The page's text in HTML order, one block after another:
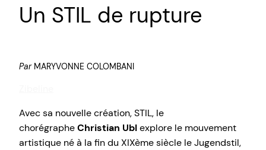
Un STIL de rupture
Par MARYVONNE COLOMBANI
Avec sa nouvelle création, STIL, le
chorégrapheChristian Ublexplore le mouvement
artistique né à la fin du XIXème siècle le Jugendstil,